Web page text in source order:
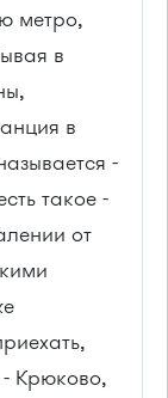
метро,
в
в
-
такое -
от
Крюково,